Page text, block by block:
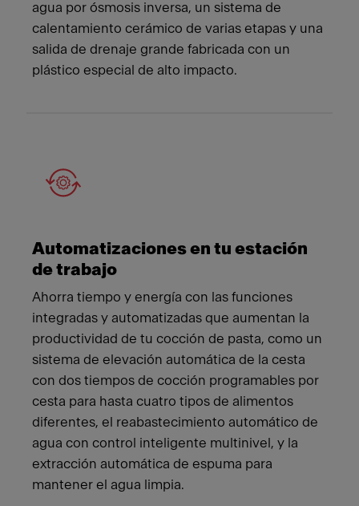
agua por ósmosis inversa, un sistema de
calentamiento cerámico de varias etapas y una
salida de drenaje grande fabricada con un
plástico especial de alto impacto.
Automatizaciones en tu estación
de trabajo
Ahorra tiempo y energía con las funciones
integradas y automatizadas que aumentan la
productividad de tu cocción de pasta, como un
sistema de elevación automática de la cesta
con dos tiempos de cocción programables por
cesta para hasta cuatro tipos de alimentos
diferentes, el reabastecimiento automático de
agua con control inteligente multinivel, y la
extracción automática de espuma para
mantener el agua limpia.